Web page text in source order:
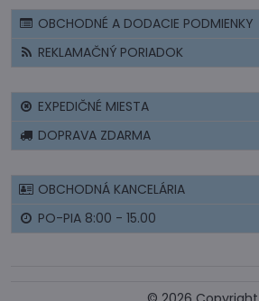
OBCHODNÉ A DODACIE PODMIENKY
REKLAMAČNÝ PORIADOK
EXPEDIČNÉ MIESTA
DOPRAVA ZDARMA
OBCHODNÁ KANCELÁRIA
PO-PIA 8:00 - 15.00